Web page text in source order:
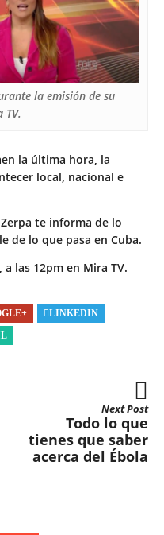
la emisión de su
TV.
la última hora, la
local, nacional e
te informa de lo
de lo que pasa en Cuba.
las 12pm en Mira TV.
LINKEDIN
Next Post
Todo lo que
tienes que saber
acerca del Ébola